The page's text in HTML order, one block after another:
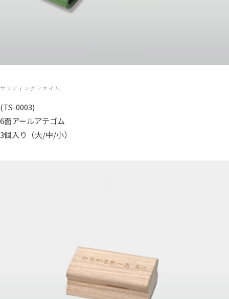
サンディングファイル
(TS-0003)
6面アールアテゴム
3個入り（大/中/小）